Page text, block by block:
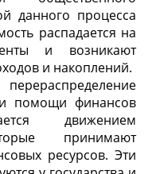
данного процесса
распадается на
и возникают
и накоплений.
помощи финансов
движением
принимают
ресурсов. Эти